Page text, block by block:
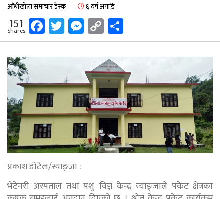
आँधीखोला समाचार डेस्क ६ वर्ष अगाडि
151
Shares Facebook
Twitter
Messenger
Copy
Link
प्रकाश डोटेल/स्याङ्जा :
भेटेनरी अस्पताल तथा पशु विज्ञ केन्द्र स्याङ्जाले पकेट क्षेत्रका